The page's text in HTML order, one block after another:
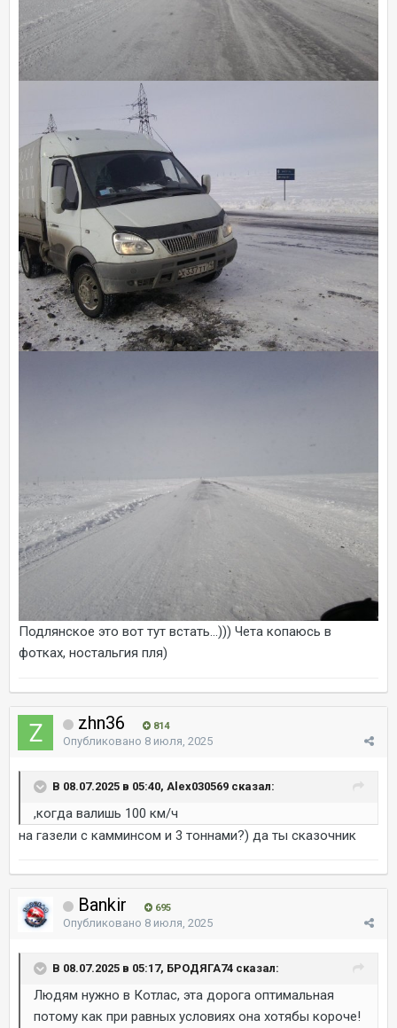
Подлянское это вот тут встать...))) Чета копаюсь в
фотках, ностальгия пля)
zhn36 814
Опубликовано 8 июля, 2025
В 08.07.2025 в 05:40, Alex030569 сказал:
,когда валишь 100 км/ч
на газели с камминсом и 3 тоннами?) да ты сказочник
Bankir 695
Опубликовано 8 июля, 2025
В 08.07.2025 в 05:17, БРОДЯГА74 сказал:
Людям нужно в Котлас, эта дорога оптимальная
потому как при равных условиях она хотябы короче!